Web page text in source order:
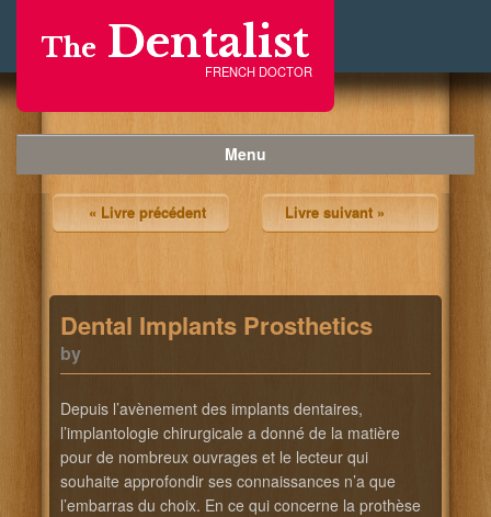
The Dentalist
FRENCH DOCTOR
Menu
« Livre précédent Livre suivant »
Dental Implants Prosthetics
by
Depuis l’avènement des implants dentaires,
l’implantologie chirurgicale a donné de la matière
pour de nombreux ouvrages et le lecteur qui
souhaite approfondir ses connaissances n’a que
l’embarras du choix. En ce qui concerne la prothèse